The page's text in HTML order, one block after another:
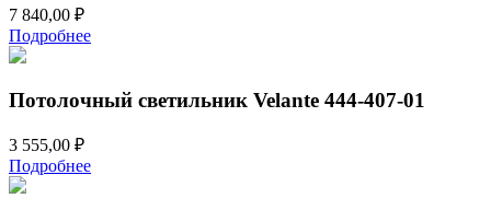
7 840,00 ₽
Подробнее
Потолочный светильник Velante 444-407-01
3 555,00 ₽
Подробнее